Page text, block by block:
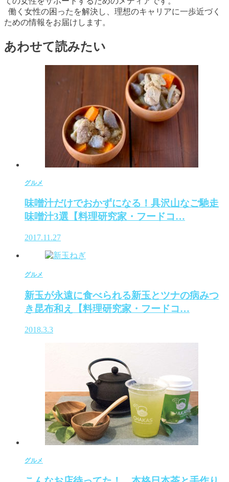
働く女性の困ったを解決し、理想のキャリアに一歩近づく
ための情報をお届けします。
あわせて読みたい
グルメ
味噌汁だけでおかずになる！具沢山なご馳走
味噌汁3選【料理研究家・フードコ…
2017.11.27
グルメ
新玉が永遠に食べられる新玉とツナの病みつ
き昆布和え【料理研究家・フードコ…
2018.3.3
グルメ